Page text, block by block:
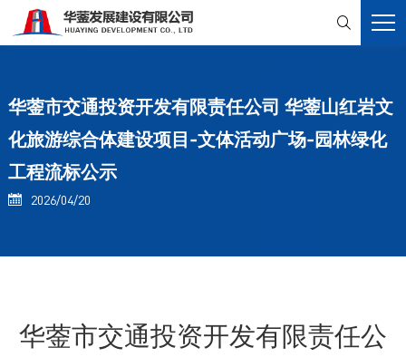

华蓥市交通投资开发有限责任公司 华蓥山红岩文
化旅游综合体建设项目-文体活动广场-园林绿化
工程流标公示
 2026/04/20
华蓥市交通投资开发有限责任公